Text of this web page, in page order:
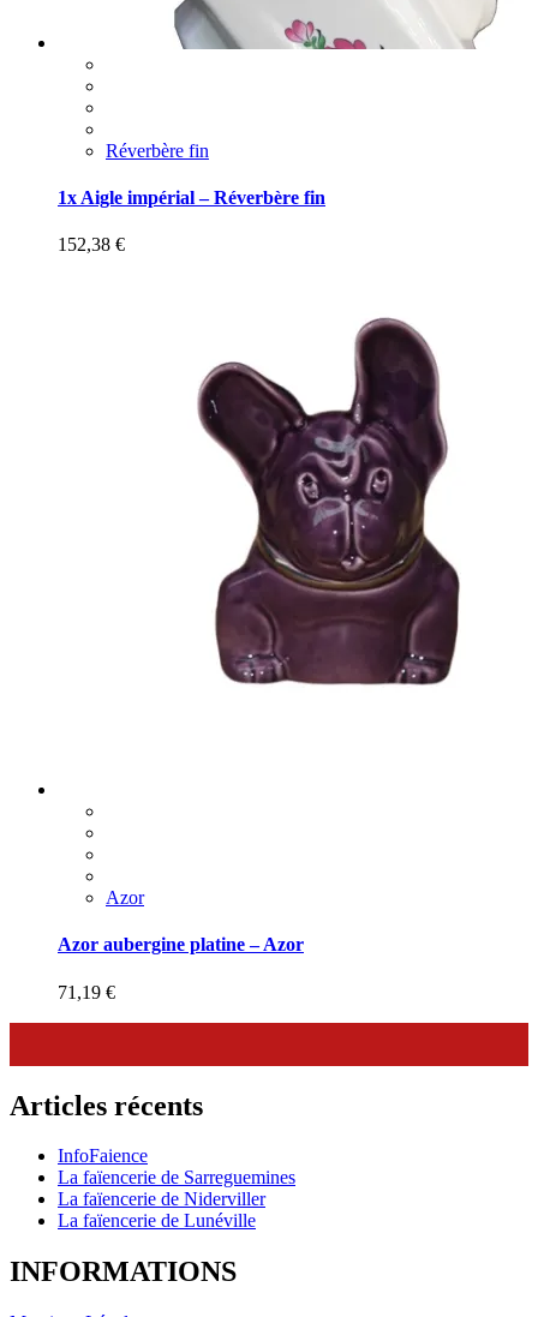
Réverbère fin
1x Aigle impérial – Réverbère fin
152,38 €
Azor
Azor aubergine platine – Azor
71,19 €
Articles récents
InfoFaience
La faïencerie de Sarreguemines
La faïencerie de Niderviller
La faïencerie de Lunéville
INFORMATIONS